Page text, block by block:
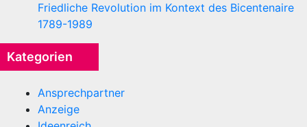
Friedliche Revolution im Kontext des Bicentenaire
1789-1989
Kategorien
Ansprechpartner
Anzeige